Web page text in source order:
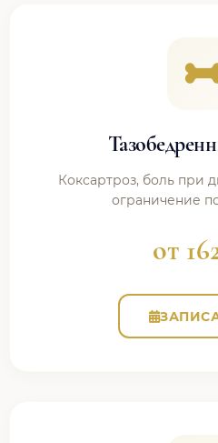
Коксартроз, боль при
ограничение
от